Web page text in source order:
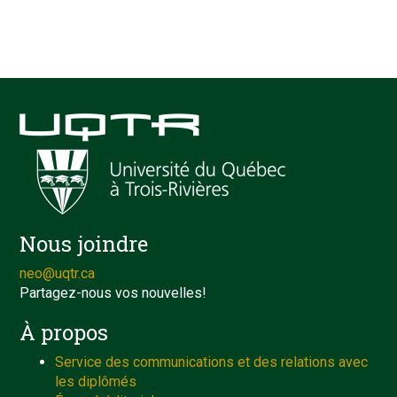
Nous joindre
neo@uqtr.ca
Partagez-nous vos nouvelles!
À propos
Service des communications et des relations avec
les diplômés